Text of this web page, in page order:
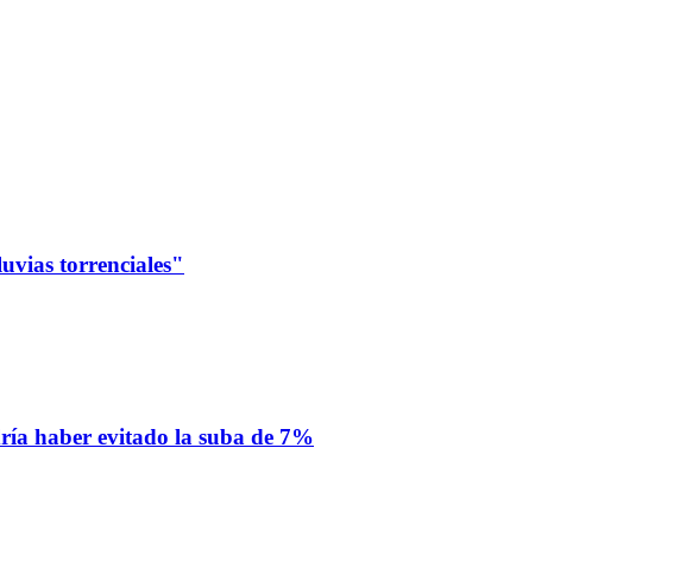
torrenciales"
haber evitado la suba de 7%